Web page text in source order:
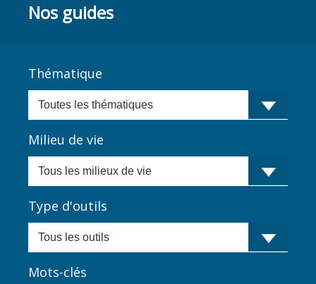
Nos guides
Thématique
Milieu de vie
Type d'outils
Mots-clés